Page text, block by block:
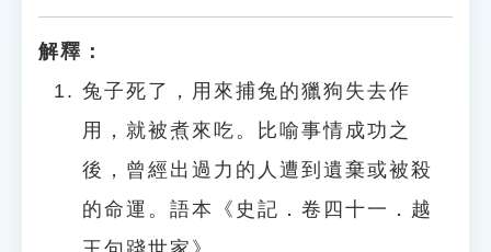
解釋：
兔子死了，用來捕兔的獵狗失去作
用，就被煮來吃。比喻事情成功之
後，曾經出過力的人遭到遺棄或被殺
的命運。語本《史記．卷四十一．越